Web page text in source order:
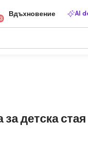
Вдъхновение AI
за детска